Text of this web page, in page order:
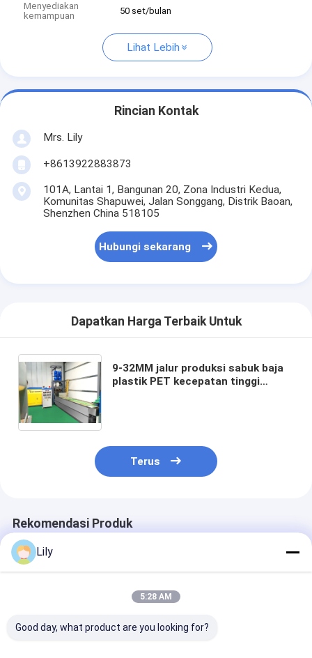
Menyediakan
kemampuan
50 set/bulan
Lihat Lebih
Rincian Kontak
Mrs. Lily
+8613922883873
101A, Lantai 1, Bangunan 20, Zona Industri Kedua,
Komunitas Shapuwei, Jalan Songgang, Distrik Baoan,
Shenzhen China 518105
Hubungi sekarang
Dapatkan Harga Terbaik Untuk
9-32MM jalur produksi sabuk baja
plastik PET kecepatan tinggi
Terus
Rekomendasi Produk
Lily
5:28 AM
Good day, what product are you looking for?